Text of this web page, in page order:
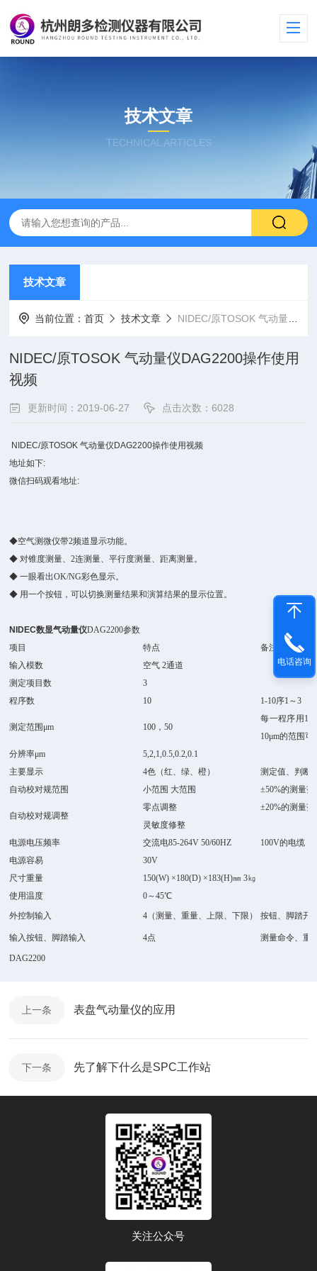
技术文章
TECHNICAL ARTICLES
技术文章
当前位置：首页 技术文章 NIDEC/原TOSOK 气动量仪DAG2200操作使用视频
NIDEC/原TOSOK 气动量仪DAG2200操作使用
视频
更新时间：2019-06-27 点击次数：6028
NIDEC/原TOSOK 气动量仪DAG2200操作使用视频
地址如下:
微信扫码观看地址:
◆空气测微仪带2频道显示功能。
◆ 对锥度测量、2连测量、平行度测量、距离测量。
◆ 一眼看出OK/NG彩色显示。
◆ 用一个按钮，可以切换测量结果和演算结果的显示位置。
NIDEC数显气动量仪DAG2200参数
项目
特点
备注
输入模数
空气 2通道
测定项目数
3
程序数
10 1-10序1～3
测定范围μm 100，50
每一程序用
10μm的范围可
分辨率μm
5,2,1,0.5,0.2,0.1
主要显示
4色（红、绿、橙）
测定值、判断
自动校对规范围
小范围 大范围 ±50%的测量
自动校对规调整
零点调整
±20%的测量
灵敏度修整
电源电压频率
交流电85-264V 50/60HZ
100V的电缆
电源容易
30V
尺寸重量
150(W) ×180(D) ×183(H)㎜ 3㎏
使用温度
0～45℃
外控制输入
4（测量、重量、上限、下限） 按钮、脚踏开
输入按钮、脚踏输入 4点 测量命令、重
DAG2200
上一条 表盘气动量仪的应用
下一条 先了解下什么是SPC工作站
关注公众号
电话咨询